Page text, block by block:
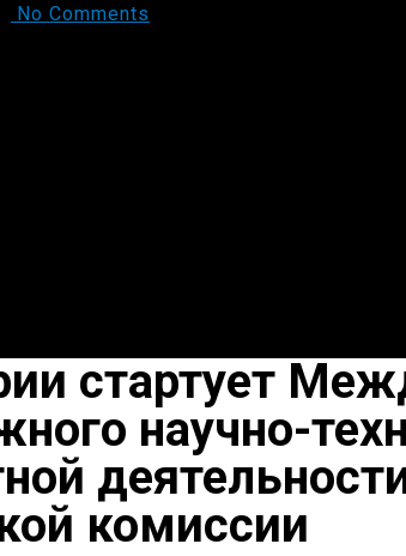
No Comments
стартует
научно-
комиссии